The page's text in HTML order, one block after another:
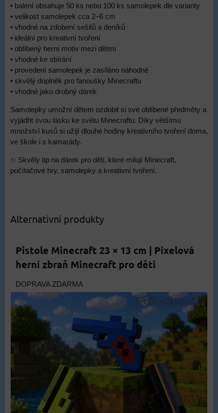
• balení obsahuje 50 ks nebo 100 ks samolepek dle varianty
• velikost samolepek cca 2–6 cm
• vhodné na zdobení sešitů a deníků
• ideální pro kreativní tvoření
• oblíbený herní motiv mezi dětmi
• vhodné ke sbírání
• provedení samolepek je zasíláno náhodně
• skvělý doplněk pro fanoušky Minecraftu
• vhodné jako drobný dárek
Samolepky umožní dětem ozdobit si své oblíbené předměty a
vyjádřit svou lásku ke světu Minecraftu. Díky většímu
množství kusů si užijí dlouhé hodiny kreativního tvoření doma,
ve škole i s kamarády.
✨ Skvělý tip na dárek pro děti, které milují Minecraft,
počítačové hry, samolepky a kreativní tvoření.
Alternativní produkty
Pistole Minecraft 23 × 13 cm | Pixelová
herní zbraň Minecraft pro děti
DOPRAVA ZDARMA